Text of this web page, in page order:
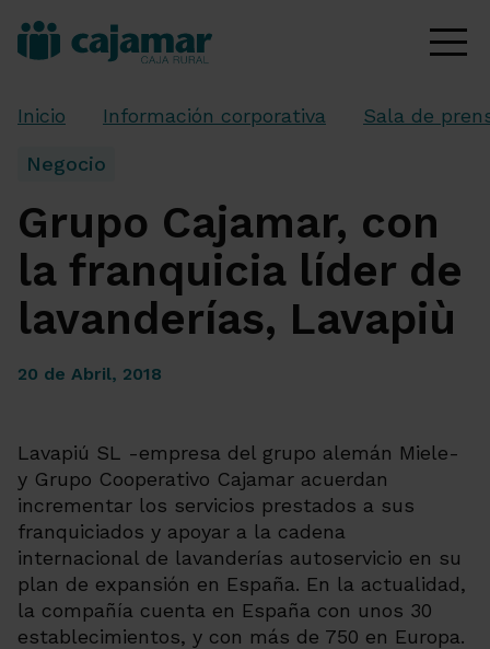
Inicio Información corporativa Sala de
Negocio
Grupo Cajamar, con
la franquicia líder de
lavanderías, Lavapiù
20 de Abril, 2018
Lavapiú SL -empresa del grupo alemán Miele-
y Grupo Cooperativo Cajamar acuerdan
incrementar los servicios prestados a sus
franquiciados y apoyar a la cadena
internacional de lavanderías autoservicio en su
plan de expansión en España. En la actualidad,
la compañía cuenta en España con unos 30
establecimientos, y con más de 750 en Europa.